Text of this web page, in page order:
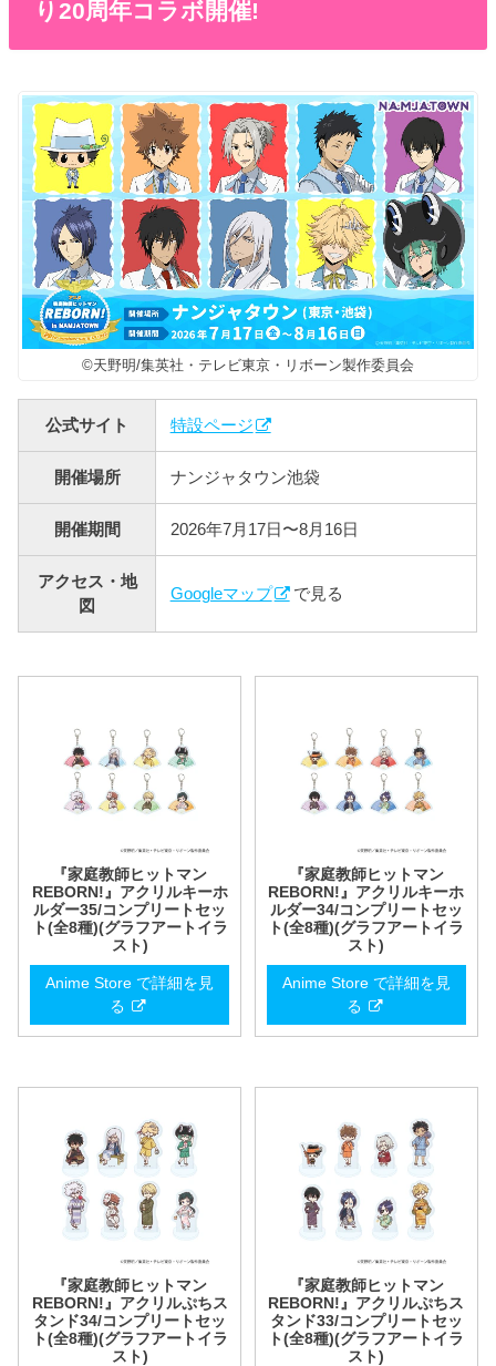
り20周年コラボ開催!
©天野明/集英社・テレビ東京・リボーン製作委員会
公式サイト 特設ページ
開催場所 ナンジャタウン池袋
開催期間 2026年7月17日〜8月16日
アクセス・地
図
Googleマップ で見る
『家庭教師ヒットマン
REBORN!』アクリルキーホ
ルダー35/コンプリートセッ
ト(全8種)(グラフアートイラ
スト)
Anime Store で詳細を見
る
『家庭教師ヒットマン
REBORN!』アクリルキーホ
ルダー34/コンプリートセッ
ト(全8種)(グラフアートイラ
スト)
Anime Store で詳細を見
る
『家庭教師ヒットマン
REBORN!』アクリルぷちス
タンド34/コンプリートセッ
ト(全8種)(グラフアートイラ
スト)
『家庭教師ヒットマン
REBORN!』アクリルぷちス
タンド33/コンプリートセッ
ト(全8種)(グラフアートイラ
スト)